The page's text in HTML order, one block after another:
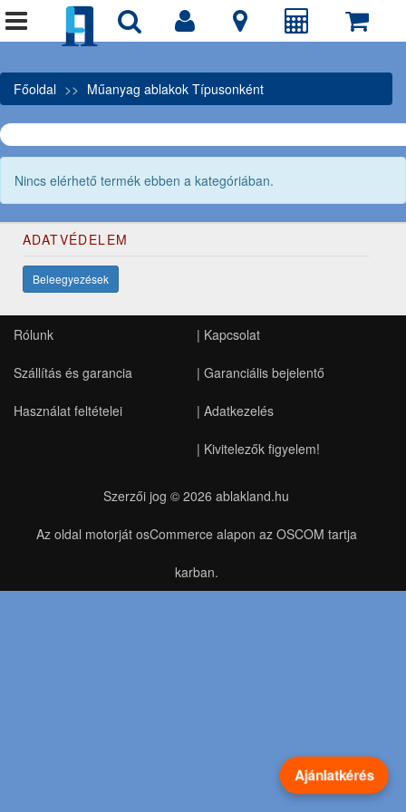
Főoldal Műanyag ablakok Típusonként
Nincs elérhető termék ebben a kategóriában.
Ajánlatkérés
ADATVÉDELEM
Beleegyezések
Rólunk
Szállítás és garancia
Használat feltételei
| Kapcsolat
| Garanciális bejelentő
| Adatkezelés
| Kivitelezők figyelem!
Szerzői jog © 2026 ablakland.hu
Az oldal motorját osCommerce alapon az OSCOM tartja
karban.